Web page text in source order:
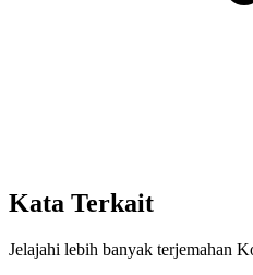
Kata Terkait
Jelajahi lebih banyak terjemahan